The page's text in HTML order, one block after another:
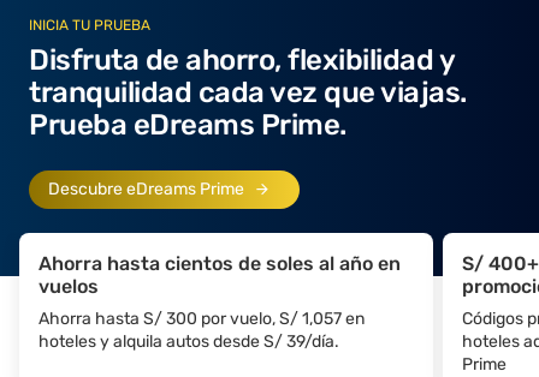
INICIA TU PRUEBA
Disfruta de ahorro, flexibilidad y
tranquilidad cada vez que viajas.
Prueba eDreams Prime.
Descubre eDreams Prime
Ahorra hasta cientos de soles al año en
vuelos
Ahorra hasta S/ 300 por vuelo, S/ 1,057 en
hoteles y alquila autos desde S/ 39/día.
S/
Códigos
hoteles
Prime